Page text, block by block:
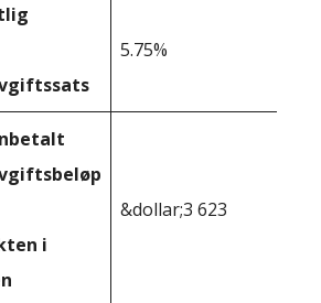
5.75%
i
&dollar;3 623